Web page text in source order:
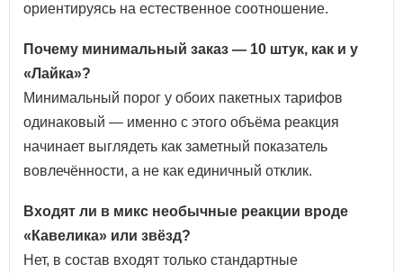
ориентируясь на естественное соотношение.
Почему минимальный заказ — 10 штук, как и у
«Лайка»?
Минимальный порог у обоих пакетных тарифов
одинаковый — именно с этого объёма реакция
начинает выглядеть как заметный показатель
вовлечённости, а не как единичный отклик.
Входят ли в микс необычные реакции вроде
«Кавелика» или звёзд?
Нет, в состав входят только стандартные